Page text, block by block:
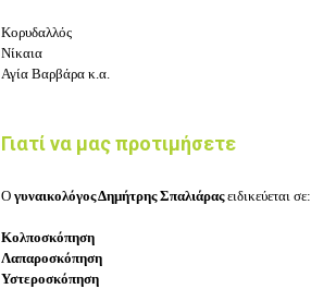
Κορυδαλλός
Νίκαια
Αγία Βαρβάρα κ.α.
Γιατί να μας προτιμήσετε
Ο γυναικολόγος Δημήτρης Σπαλιάραςειδικεύεται σε:
Κολποσκόπηση
Λαπαροσκόπηση
Υστεροσκόπηση